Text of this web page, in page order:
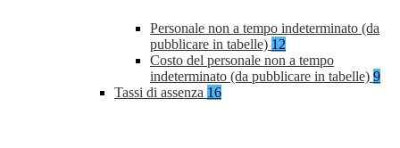
Personale non a tempo indeterminato (da
pubblicare in tabelle) 12
Costo del personale non a tempo
indeterminato (da pubblicare in tabelle) 9
Tassi di assenza 16